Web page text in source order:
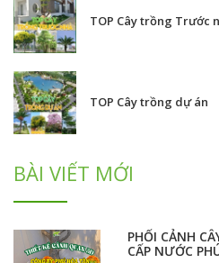
TOP Cây trồng Trước
TOP Cây trồng dự án
BÀI VIẾT MỚI
PHỐI CẢNH
CẤP NƯỚC